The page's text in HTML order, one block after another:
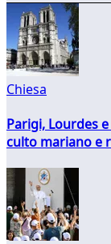
Chiesa
Parigi, Lourdes
culto mariano e